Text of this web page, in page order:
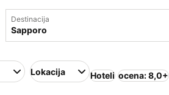
Destinacija
Lokacija Hoteli ocena: 8,0+